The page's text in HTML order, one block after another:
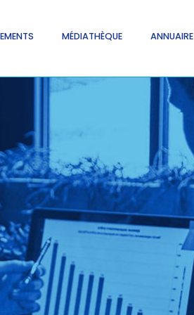
MÉDIATHÈQUE ANNUAIRE